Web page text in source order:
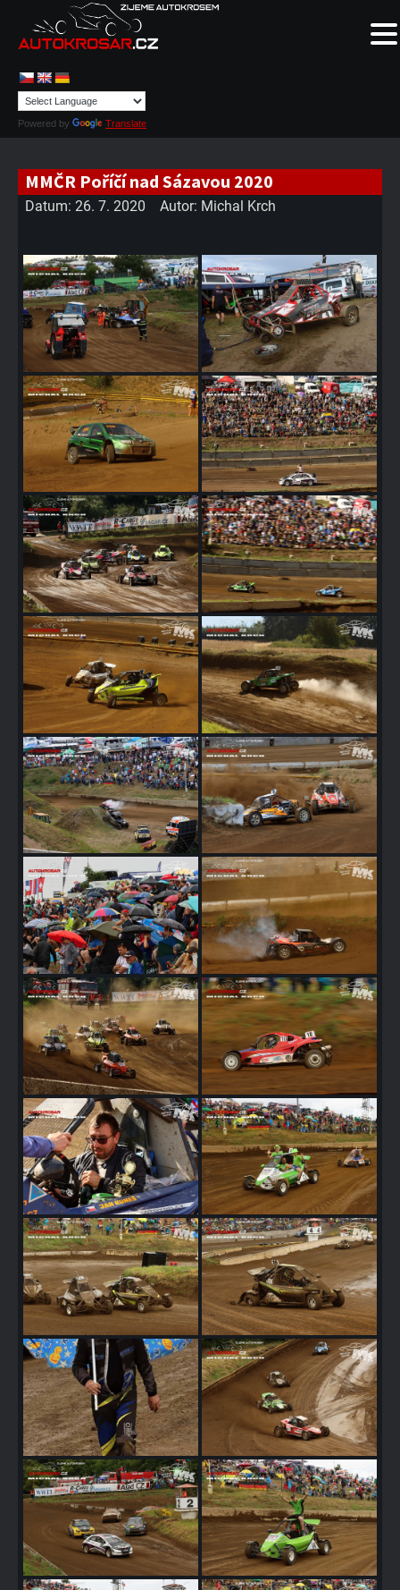
Powered by Translate
MMČR Poříčí nad Sázavou 2020
Datum: 26. 7. 2020 Autor: Michal Krch